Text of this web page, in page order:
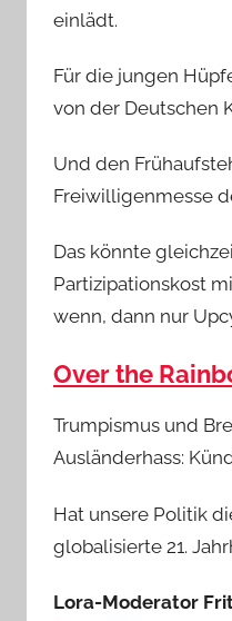
einlädt.
Für die jungen
von der Deutschen
Und den
Freiwilligenmesse
Das könnte
Partizipationskost
wenn, dann nur
Over the
Trumpismus und
Ausländerhass:
Hat unsere Politik
globalisierte 21.
Lora-Moderator